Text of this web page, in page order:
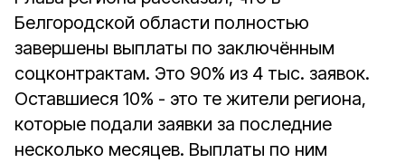
Белгородской области полностью
завершены выплаты по заключённым
соцконтрактам. Это 90% из 4 тыс. заявок.
Оставшиеся 10% - это те жители региона,
которые подали заявки за последние
несколько месяцев. Выплаты по ним